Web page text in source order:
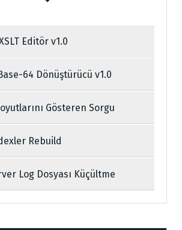
Editör v1.0
64 Dönüştürücü v1.0
Gösteren Sorgu
Rebuild
Log Dosyası Küçültme